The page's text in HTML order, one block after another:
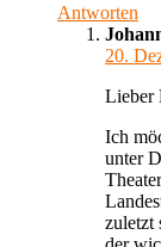
Antworten
20.
Lieber
Ich
unter
zuletzt